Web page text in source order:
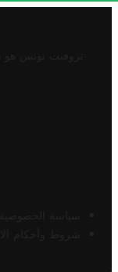
تروفيت تونس هو
سياسة الخصوصية
شروط وأحكام